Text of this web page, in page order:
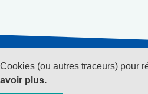
(ou autres traceurs) pour
plus.
sociaux